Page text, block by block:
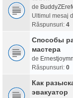
de
Ultimul mesaj
Răspunsuri: 4
Способы
мастера
de Ernestjoymn
Răspunsuri: 0
Как
эвакуатор